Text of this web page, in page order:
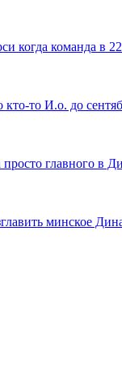
команда в
то И.о. до
главного в
минское